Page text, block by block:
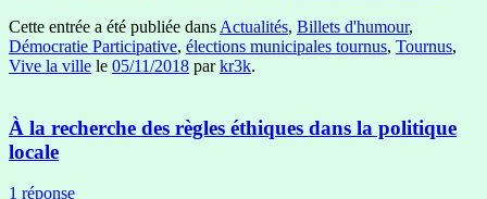
Cette entrée a été publiée dans Actualités, Billets d'humour,
Démocratie Participative, élections municipales tournus, Tournus,
Vive la ville le 05/11/2018 parkr3k.
À la recherche des règles éthiques dans la politique
locale
1 réponse